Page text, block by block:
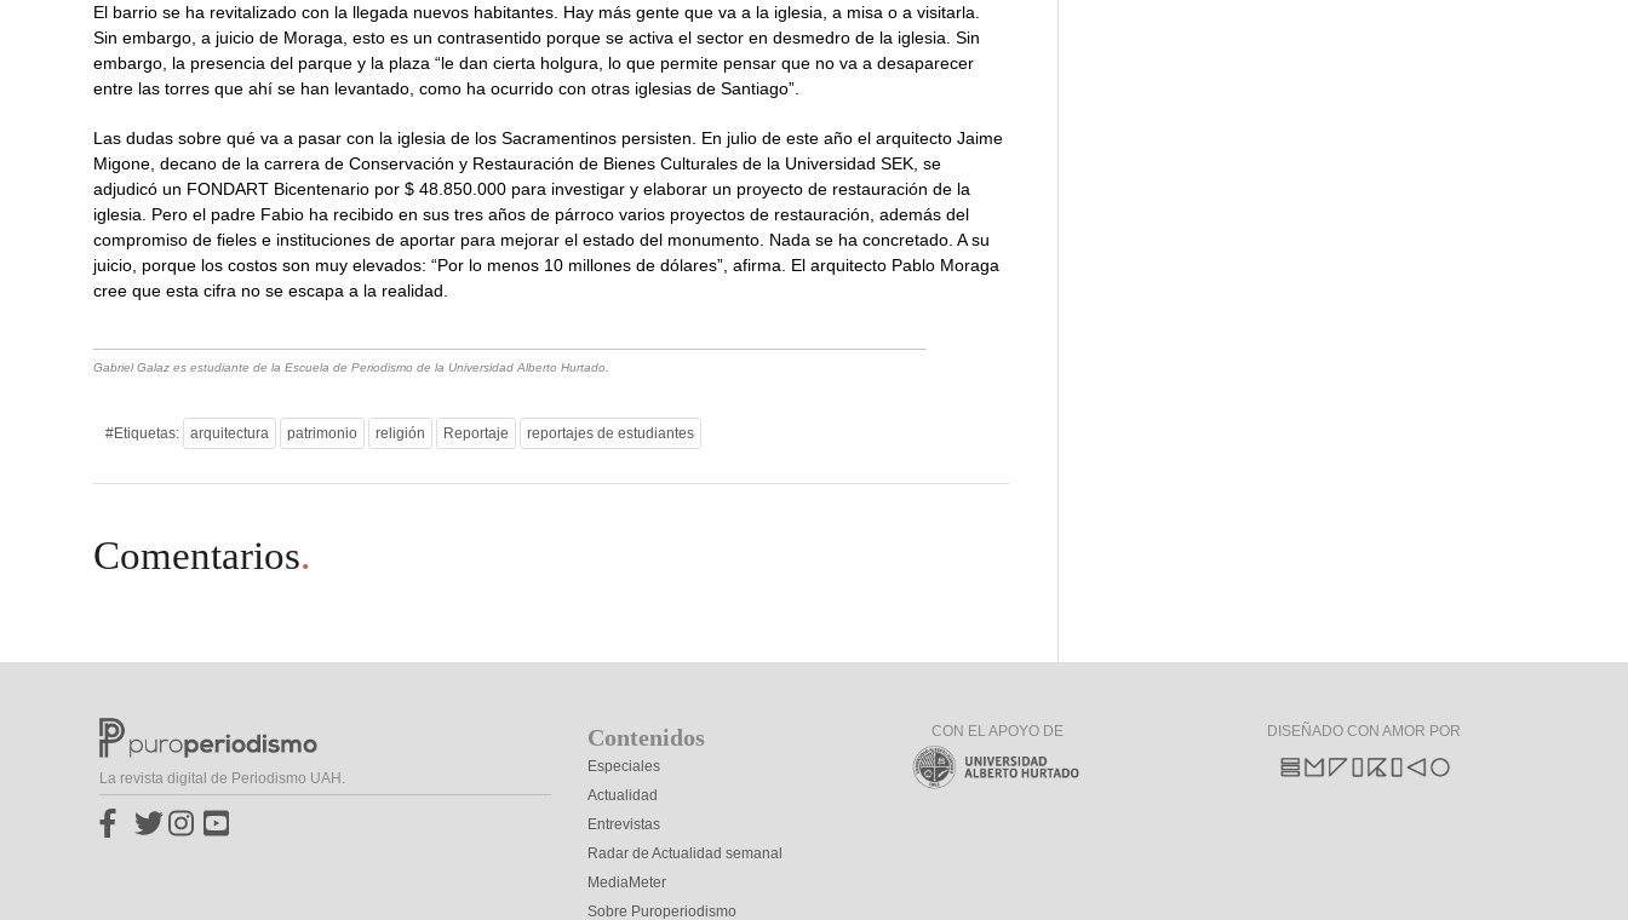
El barrio se ha revitalizado con la llegada nuevos habitantes. Hay más gente que va a la iglesia, a misa o a visitarla.
Sin embargo, a juicio de Moraga, esto es un contrasentido porque se activa el sector en desmedro de la iglesia. Sin
embargo, la presencia del parque y la plaza “le dan cierta holgura, lo que permite pensar que no va a desaparecer
entre las torres que ahí se han levantado, como ha ocurrido con otras iglesias de Santiago”.
Las dudas sobre qué va a pasar con la iglesia de los Sacramentinos persisten. En julio de este año el arquitecto Jaime
Migone, decano de la carrera de Conservación y Restauración de Bienes Culturales de la Universidad SEK, se
adjudicó un FONDART Bicentenario por $ 48.850.000 para investigar y elaborar un proyecto de restauración de la
iglesia. Pero el padre Fabio ha recibido en sus tres años de párroco varios proyectos de restauración, además del
compromiso de fieles e instituciones de aportar para mejorar el estado del monumento. Nada se ha concretado. A su
juicio, porque los costos son muy elevados: “Por lo menos 10 millones de dólares”, afirma. El arquitecto Pablo Moraga
cree que esta cifra no se escapa a la realidad.
Gabriel Galaz es estudiante de la Escuela de Periodismo de la Universidad Alberto Hurtado.
#Etiquetas: arquitectura patrimonio religión Reportaje reportajes de estudiantes
Comentarios.
La revista digital de Periodismo UAH.
Contenidos
Especiales
Actualidad
Entrevistas
Radar de Actualidad semanal
MediaMeter
Sobre Puroperiodismo
CON EL APOYO DE DISEÑADO CON AMOR POR